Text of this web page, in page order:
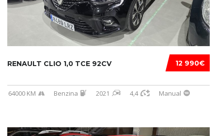
12 990€
RENAULT CLIO 1,0 TCE 92CV
64000 KM Benzina 2021 4,4 Manual